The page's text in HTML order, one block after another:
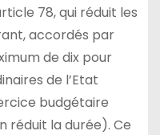
78, qui réduit les
accordés par
de dix pour
de l’Etat
budgétaire
réduit la durée). Ce